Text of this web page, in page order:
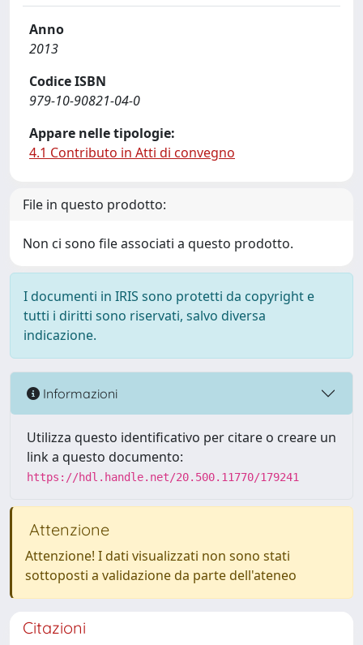
Anno
2013
Codice ISBN
979-10-90821-04-0
Appare nelle tipologie:
4.1 Contributo in Atti di convegno
File in questo prodotto:
Non ci sono file associati a questo prodotto.
I documenti in IRIS sono protetti da copyright e
tutti i diritti sono riservati, salvo diversa
indicazione.
Informazioni
Utilizza questo identificativo per citare o creare un
link a questo documento:
https://hdl.handle.net/20.500.11770/179241
Attenzione
Attenzione! I dati visualizzati non sono stati
sottoposti a validazione da parte dell'ateneo
Citazioni